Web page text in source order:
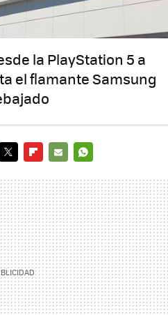
la PlayStation 5 a
el flamante Samsung
MAIL